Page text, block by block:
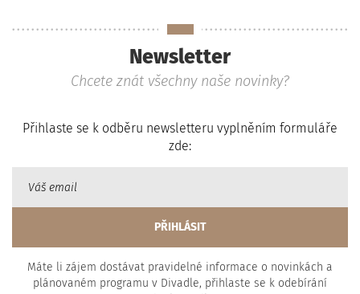
Newsletter
Chcete znát všechny naše novinky?
Přihlaste se k odběru newsletteru vyplněním formuláře
zde:
Máte li zájem dostávat pravidelné informace o novinkách a
plánovaném programu v Divadle, přihlaste se k odebírání